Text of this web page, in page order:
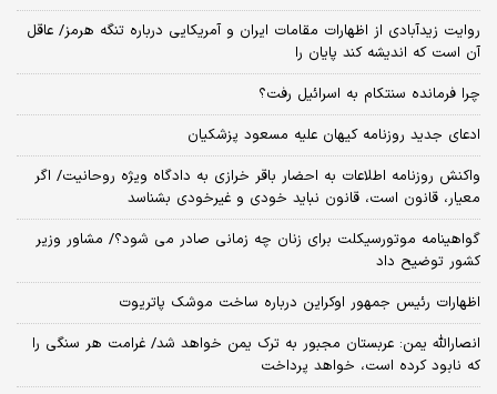
روایت زیدآبادی از اظهارات مقامات ایران و آمریکایی درباره تنگه هرمز/ عاقل
آن است که اندیشه کند پایان را
چرا فرمانده سنتکام به اسرائیل رفت؟
ادعای جدید روزنامه کیهان علیه مسعود پزشکیان
واکنش روزنامه اطلاعات به احضار باقر خرازی به دادگاه ویژه روحانیت/ اگر
معیار، قانون است، قانون نباید خودی و غیرخودی بشناسد
گواهینامه موتورسیکلت برای زنان چه زمانی صادر می شود؟/ مشاور وزیر
کشور توضیح داد
اظهارات رئیس جمهور اوکراین درباره ساخت موشک پاتریوت
انصارالله یمن: عربستان مجبور به ترک یمن خواهد شد/ غرامت هر سنگی را
که نابود کرده است، خواهد پرداخت